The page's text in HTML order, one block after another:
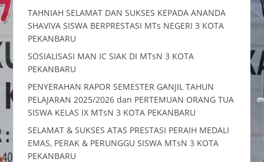
TAHNIAH SELAMAT DAN SUKSES KEPADA ANANDA
SHAVIVA SISWA BERPRESTASI MTs NEGERI 3 KOTA
PEKANBARU
SOSIALISASI MAN IC SIAK DI MTsN 3 KOTA
PEKANBARU
PENYERAHAN RAPOR SEMESTER GANJIL TAHUN
PELAJARAN 2025/2026 dan PERTEMUAN ORANG TUA
SISWA KELAS IX MTsN 3 KOTA PEKANBARU
SELAMAT & SUKSES ATAS PRESTASI PERAIH MEDALI
EMAS, PERAK & PERUNGGU SISWA MTsN 3 KOTA
PEKANBARU